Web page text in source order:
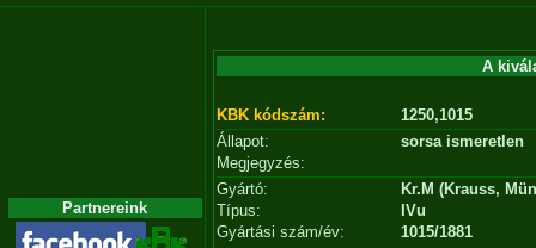
Partnereink
A
KBK kódszám:
1250,1015
Állapot:
sorsa ismeretlen
Megjegyzés:
Gyártó:
Kr.M (Krauss,
Típus:
IVu
Gyártási szám/év:
1015/1881